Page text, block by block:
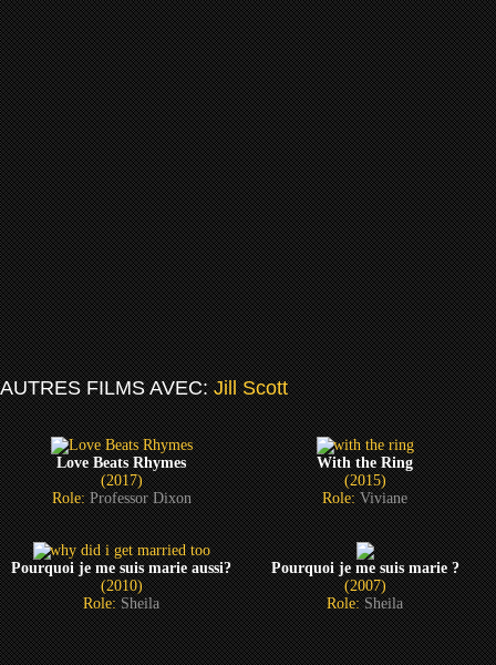
AUTRES FILMS AVEC:Jill Scott
Love Beats Rhymes
(2017)
Role:Professor Dixon
With the Ring
(2015)
Role:Viviane
Pourquoi je me suis marie aussi?
(2010)
Role:Sheila
Pourquoi je me suis marie ?
(2007)
Role:Sheila